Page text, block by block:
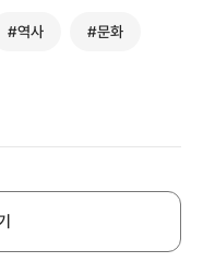
#역사 #문화